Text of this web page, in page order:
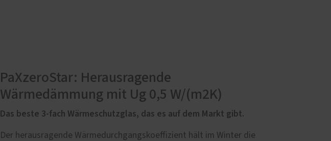
PaXzeroStar: Herausragende
Wärmedämmung mit Ug 0,5 W/(m2K)
Das beste 3-fach Wärmeschutzglas, das es auf dem Markt gibt.
Der herausragende Wärmedurchgangskoeffizient hält im Winter die